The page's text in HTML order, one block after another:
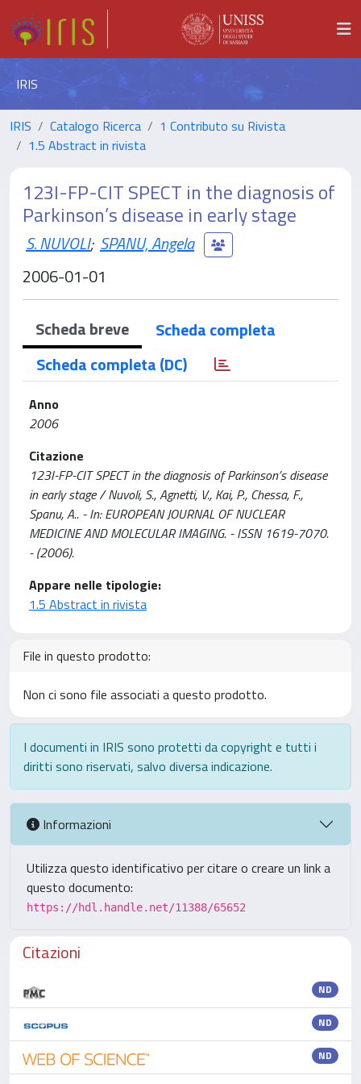
IRIS
IRIS Catalogo Ricerca
1 Contributo su Rivista
1.5 Abstract in rivista
123I-FP-CIT SPECT in the diagnosis of
Parkinson’s disease in early stage
S. NUVOLI; SPANU, Angela
2006-01-01
Scheda breve
Scheda completa
Scheda completa (DC)
Anno
2006
Citazione
123I-FP-CIT SPECT in the diagnosis of Parkinson’s disease
in early stage / Nuvoli, S., Agnetti, V., Kai, P., Chessa, F.,
Spanu, A.. - In: EUROPEAN JOURNAL OF NUCLEAR
MEDICINE AND MOLECULAR IMAGING. - ISSN 1619-7070.
- (2006).
Appare nelle tipologie:
1.5 Abstract in rivista
File in questo prodotto:
Non ci sono file associati a questo prodotto.
I documenti in IRIS sono protetti da copyright e tutti i
diritti sono riservati, salvo diversa indicazione.
Informazioni
Utilizza questo identificativo per citare o creare un link a
questo documento:
https://hdl.handle.net/11388/65652
Citazioni
ND
ND
ND